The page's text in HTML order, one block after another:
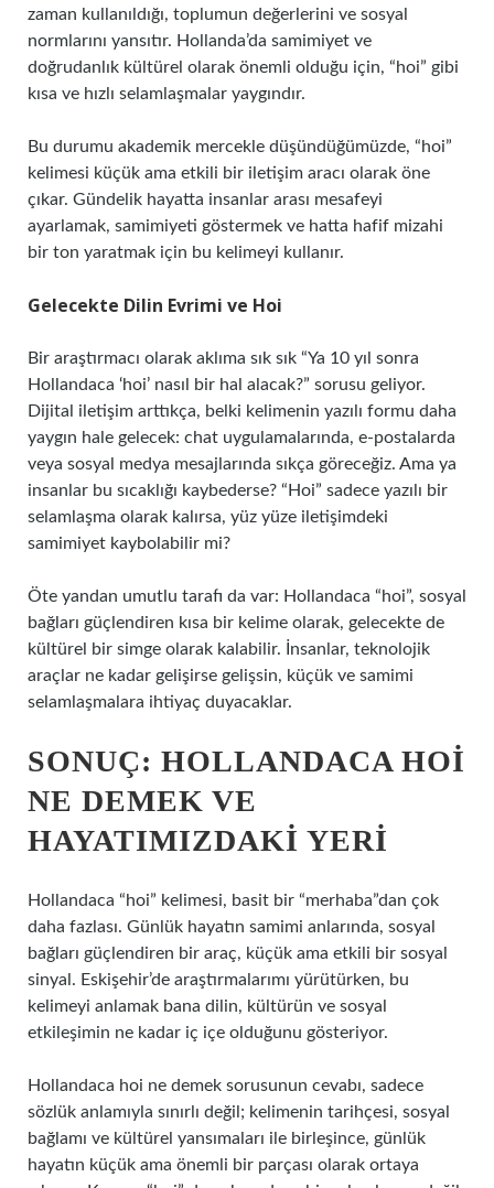
zaman kullanıldığı, toplumun değerlerini ve sosyal
normlarını yansıtır. Hollanda’da samimiyet ve
doğrudanlık kültürel olarak önemli olduğu için, “hoi” gibi
kısa ve hızlı selamlaşmalar yaygındır.
Bu durumu akademik mercekle düşündüğümüzde, “hoi”
kelimesi küçük ama etkili bir iletişim aracı olarak öne
çıkar. Gündelik hayatta insanlar arası mesafeyi
ayarlamak, samimiyeti göstermek ve hatta hafif mizahi
bir ton yaratmak için bu kelimeyi kullanır.
Gelecekte Dilin Evrimi ve Hoi
Bir araştırmacı olarak aklıma sık sık “Ya 10 yıl sonra
Hollandaca ‘hoi’ nasıl bir hal alacak?” sorusu geliyor.
Dijital iletişim arttıkça, belki kelimenin yazılı formu daha
yaygın hale gelecek: chat uygulamalarında, e-postalarda
veya sosyal medya mesajlarında sıkça göreceğiz. Ama ya
insanlar bu sıcaklığı kaybederse? “Hoi” sadece yazılı bir
selamlaşma olarak kalırsa, yüz yüze iletişimdeki
samimiyet kaybolabilir mi?
Öte yandan umutlu tarafı da var: Hollandaca “hoi”, sosyal
bağları güçlendiren kısa bir kelime olarak, gelecekte de
kültürel bir simge olarak kalabilir. İnsanlar, teknolojik
araçlar ne kadar gelişirse gelişsin, küçük ve samimi
selamlaşmalara ihtiyaç duyacaklar.
SONUÇ: HOLLANDACA HOI
NE DEMEK VE
HAYATIMIZDAKI YERI
Hollandaca “hoi” kelimesi, basit bir “merhaba”dan çok
daha fazlası. Günlük hayatın samimi anlarında, sosyal
bağları güçlendiren bir araç, küçük ama etkili bir sosyal
sinyal. Eskişehir’de araştırmalarımı yürütürken, bu
kelimeyi anlamak bana dilin, kültürün ve sosyal
etkileşimin ne kadar iç içe olduğunu gösteriyor.
Hollandaca hoi ne demek sorusunun cevabı, sadece
sözlük anlamıyla sınırlı değil; kelimenin tarihçesi, sosyal
bağlamı ve kültürel yansımaları ile birleşince, günlük
hayatın küçük ama önemli bir parçası olarak ortaya